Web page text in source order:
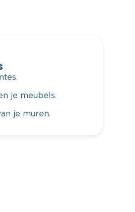
je meubels.
je muren.